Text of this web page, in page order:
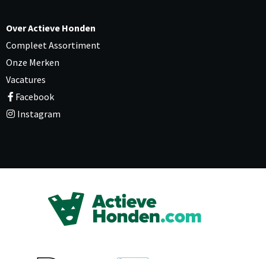
Over Actieve Honden
Compleet Assortiment
Onze Merken
Vacatures
Facebook
Instagram